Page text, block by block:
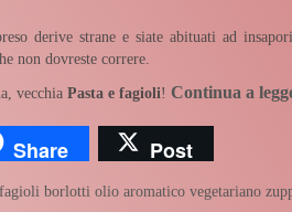
derive strane e siate abituati ad
non dovreste correre.
vecchia Pasta e fagioli! Continua a
Share Post
fagioli borlotti olio aromatico vegetariano